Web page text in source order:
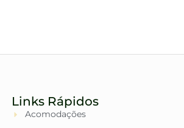
Links Rápidos
Acomodações